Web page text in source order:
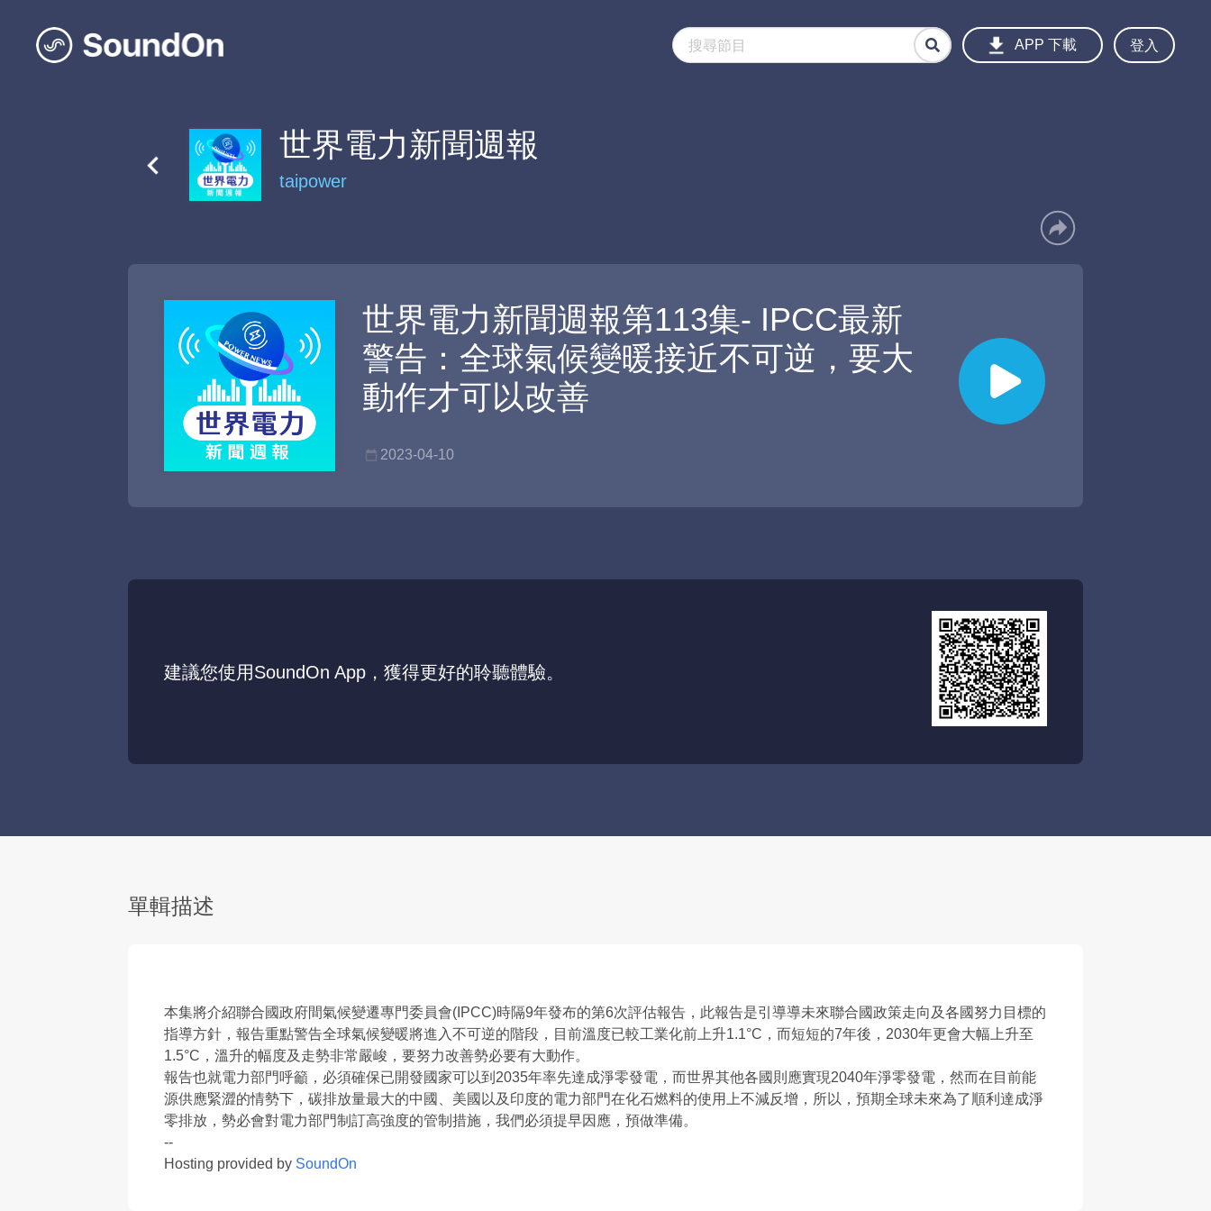
APP 下載 登入
世界電力新聞週報
taipower
世界電力新聞週報第113集- IPCC最新
警告：全球氣候變暖接近不可逆，要大
動作才可以改善
2023-04-10
建議您使用SoundOn App，獲得更好的聆聽體驗。
單輯描述
本集將介紹聯合國政府間氣候變遷專門委員會(IPCC)時隔9年發布的第6次評估報告，此報告是引導導未來聯合國政策走向及各國努力目標的
指導方針，報告重點警告全球氣候變暖將進入不可逆的階段，目前溫度已較工業化前上升1.1°C，而短短的7年後，2030年更會大幅上升至
1.5°C，溫升的幅度及走勢非常嚴峻，要努力改善勢必要有大動作。
報告也就電力部門呼籲，必須確保已開發國家可以到2035年率先達成淨零發電，而世界其他各國則應實現2040年淨零發電，然而在目前能
源供應緊澀的情勢下，碳排放量最大的中國、美國以及印度的電力部門在化石燃料的使用上不減反增，所以，預期全球未來為了順利達成淨
零排放，勢必會對電力部門制訂高強度的管制措施，我們必須提早因應，預做準備。
--
Hosting provided by SoundOn